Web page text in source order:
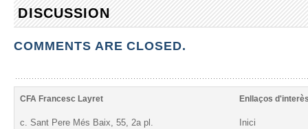
DISCUSSION
COMMENTS ARE CLOSED.
CFA Francesc Layret Enllaços
c. Sant Pere Més Baix, 55, 2a pl.
Inici